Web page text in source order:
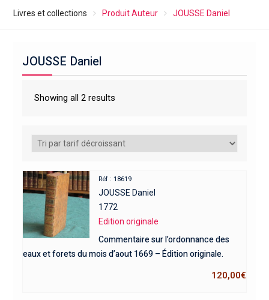
Livres et collections Produit Auteur JOUSSE Daniel
JOUSSE Daniel
Showing all 2 results
Réf : 18619
JOUSSE Daniel
1772
Edition originale
Commentaire sur l’ordonnance des
eaux et forets du mois d’aout 1669 – Édition originale.
120,00€